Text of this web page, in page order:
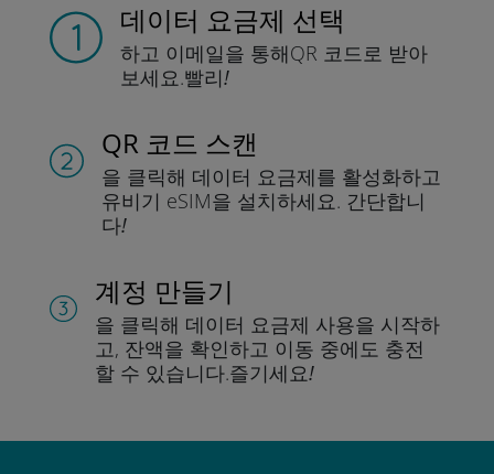
데이터 요금제 선택
하고 이메일을 통해QR 코드로 받아
보세요.빨리!
QR 코드 스캔
을 클릭해 데이터 요금제를 활성화하고
유비기 eSIM을 설치하세요. 간단합니
다!
계정 만들기
을 클릭해 데이터 요금제 사용을 시작하
고, 잔액을 확인하고 이동 중에도 충전
할 수 있습니다.즐기세요!